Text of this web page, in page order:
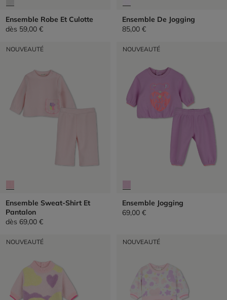
Ensemble Robe Et Culotte
dès 59,00 €
Ensemble De Jogging
85,00 €
NOUVEAUTÉ
Ensemble Sweat-Shirt Et
Pantalon
dès 69,00 €
NOUVEAUTÉ
Ensemble Jogging
69,00 €
NOUVEAUTÉ NOUVEAUTÉ